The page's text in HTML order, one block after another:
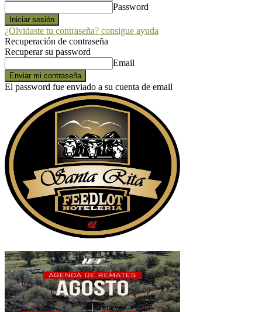
Password
¿Olvidaste tu contraseña? consigue ayuda
Recuperación de contraseña
Recuperar su password
Email
El password fue enviado a su cuenta de email